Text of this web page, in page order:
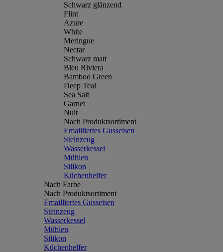
Schwarz glänzend
Flint
Azure
White
Meringue
Nectar
Schwarz matt
Bleu Riviera
Bamboo Green
Deep Teal
Sea Salt
Garnet
Nuit
Nach Produktsortiment
Emailliertes Gusseisen
Steinzeug
Wasserkessel
Mühlen
Silikon
Küchenhelfer
Nach Farbe
Nach Produktsortiment
Emailliertes Gusseisen
Steinzeug
Wasserkessel
Mühlen
Silikon
Küchenhelfer